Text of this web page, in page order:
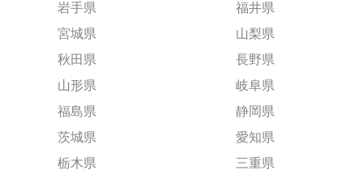
岩手県
宮城県
秋田県
山形県
福島県
茨城県
栃木県
福井県
山梨県
長野県
岐阜県
静岡県
愛知県
三重県